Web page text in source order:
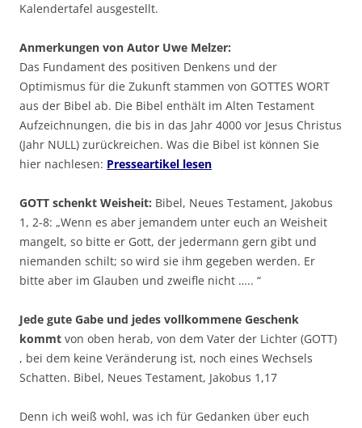
Kalendertafel ausgestellt.
Anmerkungen von Autor Uwe Melzer:
Das Fundament des positiven Denkens und der
Optimismus für die Zukunft stammen von GOTTES WORT
aus der Bibel ab. Die Bibel enthält im Alten Testament
Aufzeichnungen, die bis in das Jahr 4000 vor Jesus Christus
(Jahr NULL) zurückreichen. Was die Bibel ist können Sie
hier nachlesen: Presseartikel lesen
GOTT schenkt Weisheit: Bibel, Neues Testament, Jakobus
1, 2-8: „Wenn es aber jemandem unter euch an Weisheit
mangelt, so bitte er Gott, der jedermann gern gibt und
niemanden schilt; so wird sie ihm gegeben werden. Er
bitte aber im Glauben und zweifle nicht ….. “
Jede gute Gabe und jedes vollkommene Geschenk
kommt von oben herab, von dem Vater der Lichter (GOTT)
, bei dem keine Veränderung ist, noch eines Wechsels
Schatten. Bibel, Neues Testament, Jakobus 1,17
Denn ich weiß wohl, was ich für Gedanken über euch